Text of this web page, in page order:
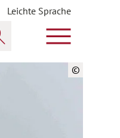
Leichte Sprache
Hauptmenü
©